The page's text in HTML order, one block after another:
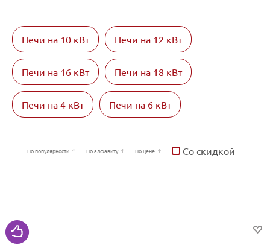
Печи на 10 кВт Печи на 12 кВт
Печи на 16 кВт Печи на 18 кВт
Печи на 4 кВт Печи на 6 кВт
По популярности По алфавиту По цене Со скидкой